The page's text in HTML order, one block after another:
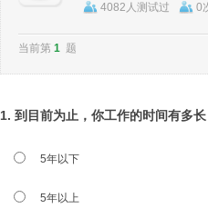
4082人测试过 0
当前第 1 题
1. 到目前为止，你工作的时间有多长
5年以下
5年以上